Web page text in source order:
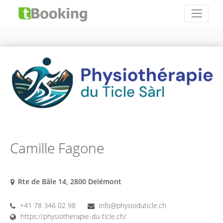
Camille Fagone
Rte de Bâle 14, 2800 Delémont
+41 78 346 02 98
info@physioduticle.ch
https://physiotherapie-du-ticle.ch/